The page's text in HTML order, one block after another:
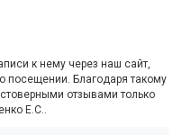
к нему через наш сайт,
посещении. Благодаря такому
отзывами только
Е.С..